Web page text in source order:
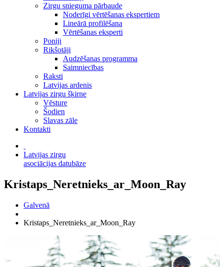
Zirgu snieguma pārbaude
Noderīgi vērtēšanas ekspertiem
Lineārā profilēšana
Vērtēšanas eksperti
Poniji
Rikšotāji
Audzēšanas programma
Saimniecības
Raksti
Latvijas ardenis
Latvijas zirgu šķirne
Vēsture
Šodien
Slavas zāle
Kontakti
Latvijas zirgu
asociācijas datubāze
Kristaps_Neretnieks_ar_Moon_Ray
Galvenā
Kristaps_Neretnieks_ar_Moon_Ray